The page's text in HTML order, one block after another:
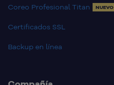
Coreo Profesional Titan NUEVO
Certificados SSL
Backup en línea